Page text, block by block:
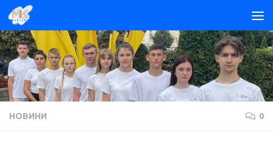
Skip to content
НОВИНИ 0